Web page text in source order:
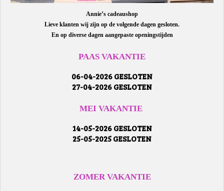
Annie’s cadeaushop
Lieve klanten wij zijn op de volgende dagen gesloten.
En op diverse dagen aangepaste openingstijden
PAAS VAKANTIE
06-04-2026 GESLOTEN
27-04-2026 GESLOTEN
MEI VAKANTIE
14-05-2026 GESLOTEN
25-05-2025 GESLOTEN
ZOMER VAKANTIE